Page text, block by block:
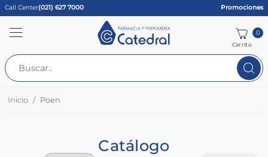
Call Center(021) 627 7000 Promociones
Carrito
0
Inicio Poen
Catálogo